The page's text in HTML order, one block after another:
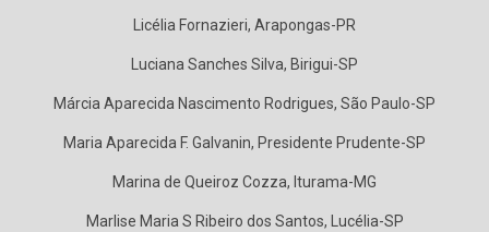
Licélia Fornazieri, Arapongas-PR
Luciana Sanches Silva, Birigui-SP
Márcia Aparecida Nascimento Rodrigues, São Paulo-SP
Maria Aparecida F. Galvanin, Presidente Prudente-SP
Marina de Queiroz Cozza, Iturama-MG
Marlise Maria S Ribeiro dos Santos, Lucélia-SP